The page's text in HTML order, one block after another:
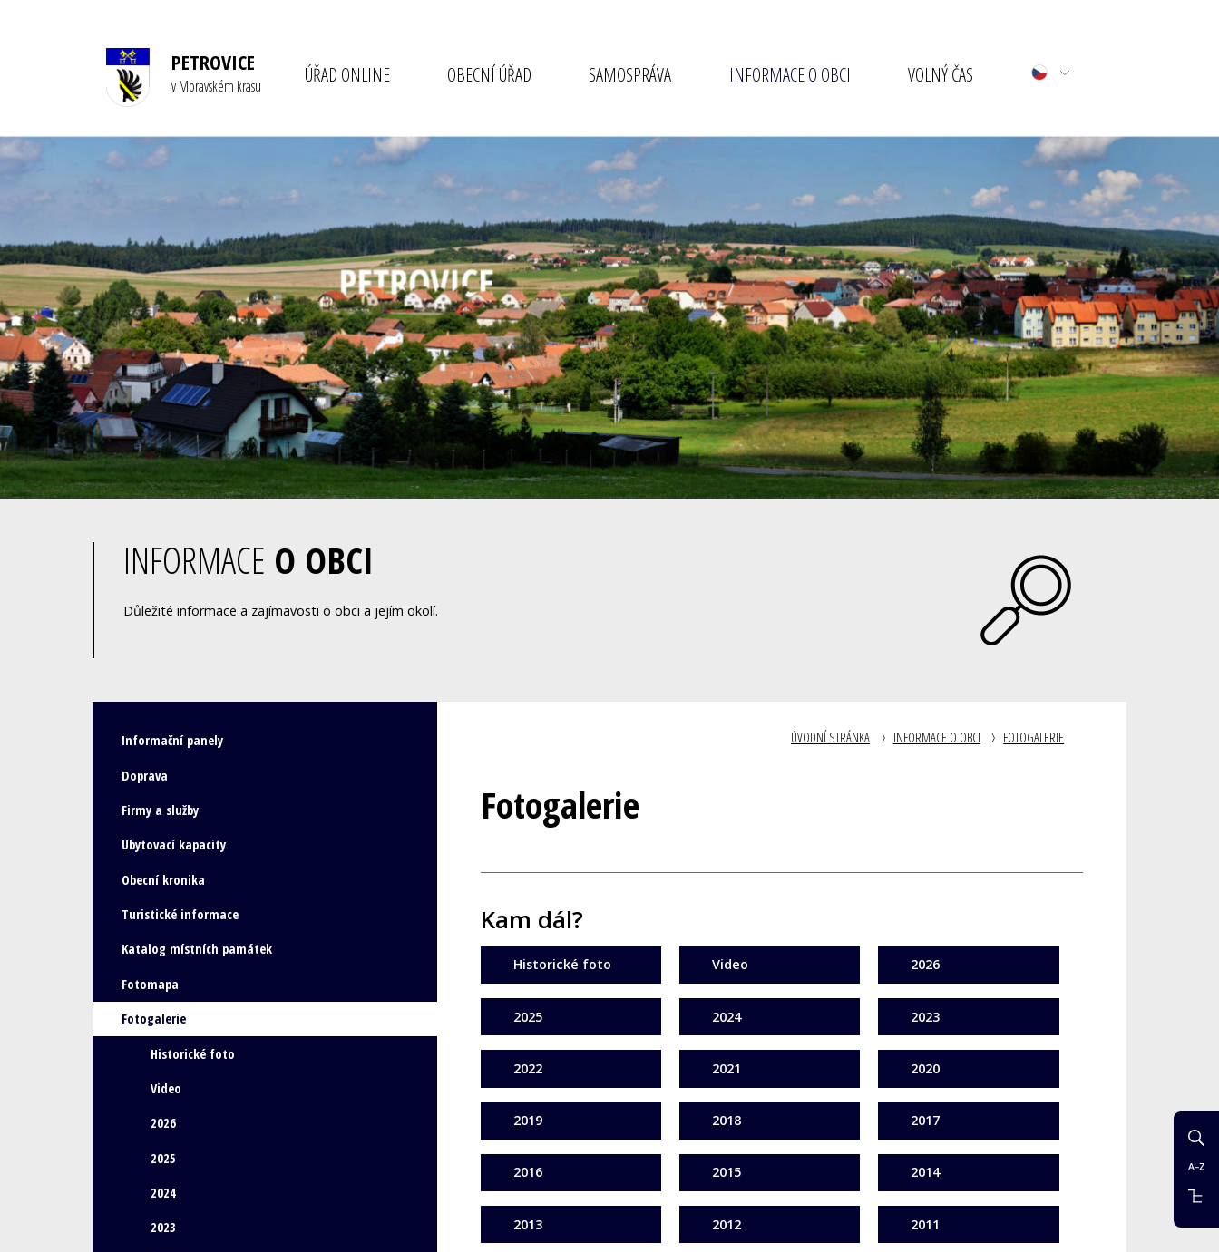
PETROVICE
v Moravském krasu ÚŘAD ONLINE OBECNÍ ÚŘAD SAMOSPRÁVA INFORMACE O OBCI VOLNÝ ČAS
INFORMACE O OBCI
Důležité informace a zajímavosti o obci a jejím okolí.
ÚVODNÍ STRÁNKA INFORMACE O OBCI FOTOGALERIE
Fotogalerie
Kam dál?
Historické foto Video 2026
2025 2024 2023
2022 2021 2020
2019 2018 2017
2016 2015 2014
2013 2012 2011
Informační panely
Doprava
Firmy a služby
Ubytovací kapacity
Obecní kronika
Turistické informace
Katalog místních památek
Fotomapa
Fotogalerie
Historické foto
Video
2026
2025
2024
2023